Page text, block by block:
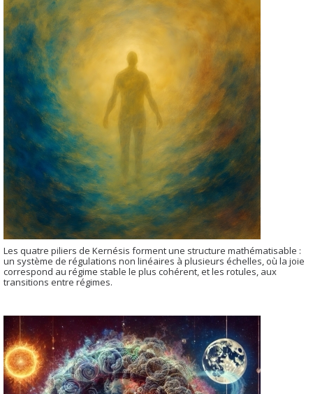
Les quatre piliers de Kernésis forment une structure mathématisable :
un système de régulations non linéaires à plusieurs échelles, où la joie
correspond au régime stable le plus cohérent, et les rotules, aux
transitions entre régimes.